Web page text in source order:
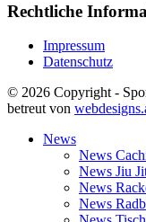
Rechtliche
Impressum
Datenschutz
© 2026 Copyright -
betreut von
News
News
News Jiu
News
News